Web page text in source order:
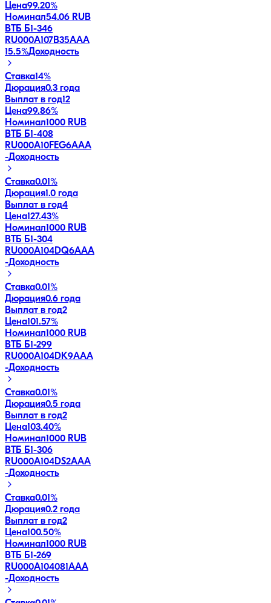
Цена99.20%
Номинал54.06 RUB
ВТБ Б1-346
RU000A107B35AAA
15.5%Доходность
Ставка14%
Дюрация0.3 года
Выплат в год12
Цена99.86%
Номинал1000 RUB
ВТБ Б1-408
RU000A10FEG6AAA
-Доходность
Ставка0.01%
Дюрация1.0 года
Выплат в год4
Цена127.43%
Номинал1000 RUB
ВТБ Б1-304
RU000A104DQ6AAA
-Доходность
Ставка0.01%
Дюрация0.6 года
Выплат в год2
Цена101.57%
Номинал1000 RUB
ВТБ Б1-299
RU000A104DK9AAA
-Доходность
Ставка0.01%
Дюрация0.5 года
Выплат в год2
Цена103.40%
Номинал1000 RUB
ВТБ Б1-306
RU000A104DS2AAA
-Доходность
Ставка0.01%
Дюрация0.2 года
Выплат в год2
Цена100.50%
Номинал1000 RUB
ВТБ Б1-269
RU000A104081AAA
-Доходность